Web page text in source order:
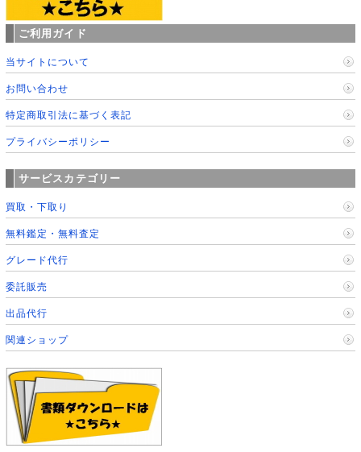
ご利用ガイド
当サイトについて
お問い合わせ
特定商取引法に基づく表記
プライバシーポリシー
サービスカテゴリー
買取・下取り
無料鑑定・無料査定
グレード代行
委託販売
出品代行
関連ショップ